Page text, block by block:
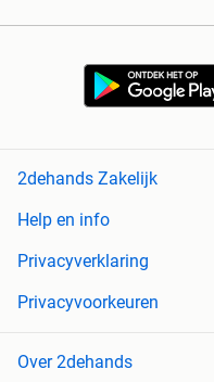
2dehands Zakelijk
Help en info
Privacyverklaring
Privacyvoorkeuren
Over 2dehands